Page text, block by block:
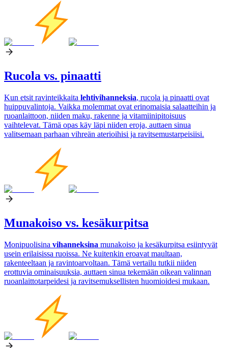
Rucola vs. pinaatti
Kun etsit ravinteikkaita lehtivihanneksia, rucola ja pinaatti ovat
huippuvalintoja. Vaikka molemmat ovat erinomaisia salaatteihin ja
ruoanlaittoon, niiden maku, rakenne ja vitamiinipitoisuus
vaihtelevat. Tämä opas käy läpi niiden eroja, auttaen sinua
valitsemaan parhaan vihreän aterioihisi ja ravitsemustarpeisiisi.
Munakoiso vs. kesäkurpitsa
Monipuolisina vihanneksina munakoiso ja kesäkurpitsa esiintyvät
usein erilaisissa ruoissa. Ne kuitenkin eroavat maultaan,
rakenteeltaan ja ravintoarvoltaan. Tämä vertailu tutkii niiden
erottuvia ominaisuuksia, auttaen sinua tekemään oikean valinnan
ruoanlaittotarpeidesi ja ravitsemuksellisten huomioidesi mukaan.